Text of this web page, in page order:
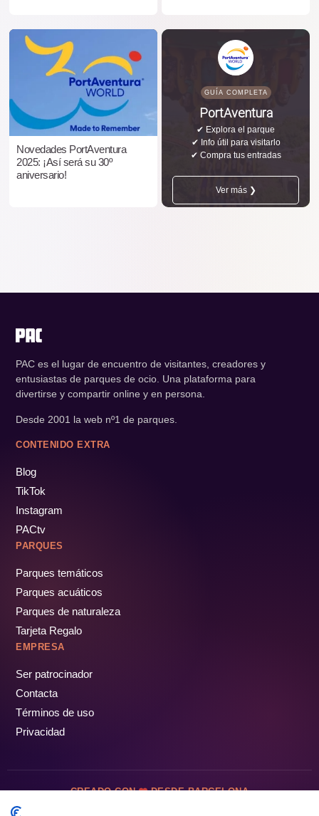
Novedades PortAventura
2025: ¡Así será su 30º
aniversario!
GUÍA COMPLETA
PortAventura
✔ Explora el parque
✔ Info útil para visitarlo
✔ Compra tus entradas
Ver más ❯
PAC es el lugar de encuentro de visitantes, creadores y
entusiastas de parques de ocio. Una plataforma para
divertirse y compartir online y en persona.
Desde 2001 la web nº1 de parques.
CONTENIDO EXTRA
Blog
TikTok
Instagram
PACtv
PARQUES
Parques temáticos
Parques acuáticos
Parques de naturaleza
Tarjeta Regalo
EMPRESA
Ser patrocinador
Contacta
Términos de uso
Privacidad
CREADO CON DESDE BARCELONA